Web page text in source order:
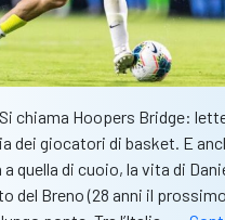
chiama Hoopers Bridge:
dei giocatori di basket. E
quella di cuoio, la vita di
del Breno (28 anni il